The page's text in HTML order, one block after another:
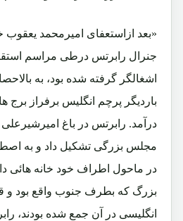
جنرال رابرتس درطی مراسم
باردیگر پرچم انگلیس برفراز برج
درآمد. رابرتس در باغ امیرشیرعلی
مجلس بزرگی تشکیل داد و به
در ماحول اطراف خود خانه هائی
بزرگ که بطرف جنوب واقع بود و
انگلیسی در آن جمع شده بودند،